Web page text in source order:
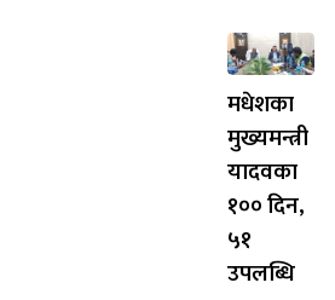
मधेशका
मुख्यमन्त्री
यादवका
१०० दिन,
५१
उपलब्धि